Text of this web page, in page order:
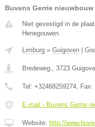
Buvens Gerrie nieuwbouw
Niet gevestigd in de
Henegouwen.
Limburg » Guigoven
Bredeweg, 3723
Tel: +32468259274 , Fax:
E-mail › Buvens Gerrie
Website: http://